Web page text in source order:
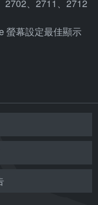
2702、2711、2712
螢幕設定最佳顯示